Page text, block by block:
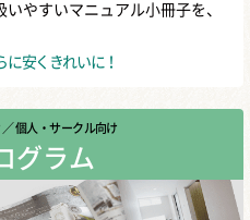
やすいマニュアル小冊子を、
に安くきれいに！
／ 個人・サークル向け
グラム